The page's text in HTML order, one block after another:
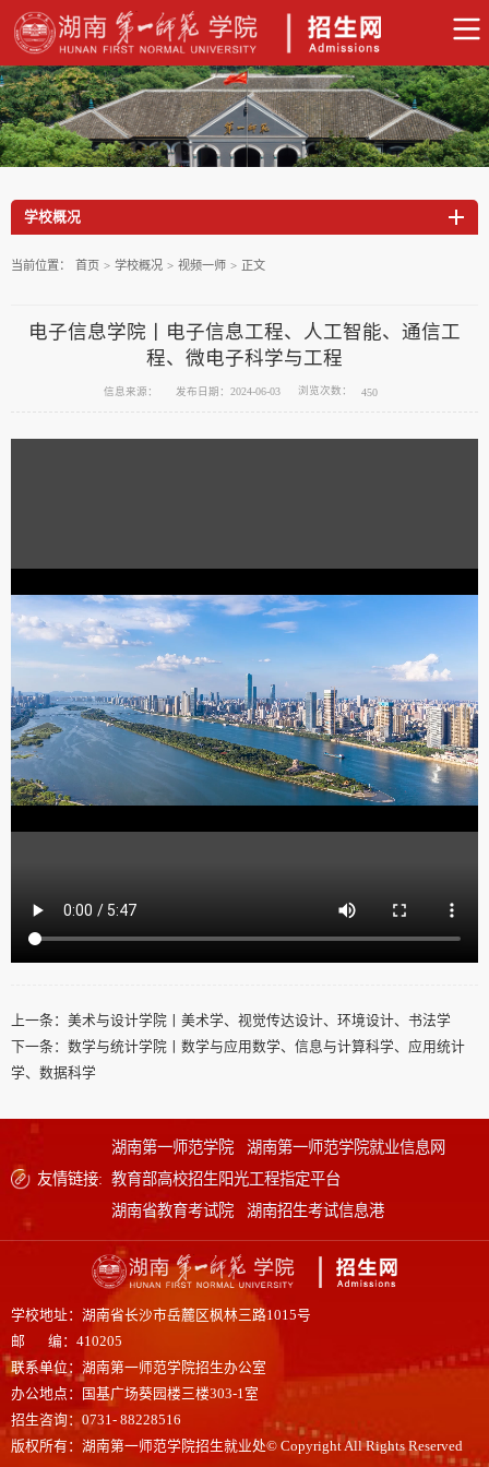
学校概况
当前位置： 首页 > 学校概况 > 视频一师 > 正文
电子信息学院丨电子信息工程、人工智能、通信工
程、微电子科学与工程
信息来源： 发布日期：2024-06-03 浏览次数： 450
上一条： 美术与设计学院丨美术学、视觉传达设计、环境设计、书法学
下一条： 数学与统计学院丨数学与应用数学、信息与计算科学、应用统计
学、数据科学
友情链接:
湖南第一师范学院
湖南第一师范学院就业信息网
教育部高校招生阳光工程指定平台
湖南省教育考试院
湖南招生考试信息港
学校地址：湖南省长沙市岳麓区枫林三路1015号
邮 编：410205
联系单位：湖南第一师范学院招生办公室
办公地点：国基广场葵园楼三楼303-1室
招生咨询：0731- 88228516
版权所有：湖南第一师范学院招生就业处© Copyright All Rights Reserved